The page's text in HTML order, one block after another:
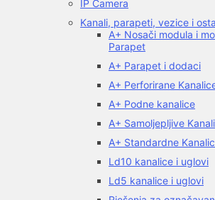
IP Camera
Kanali, parapeti, vezice i
A+ Nosači modula i
Parapet
A+ Parapet i dodaci
A+ Perforirane
A+ Podne kanalice
A+ Samoljepljive
A+ Standardne
Ld10 kanalice i uglovi
Ld5 kanalice i uglovi